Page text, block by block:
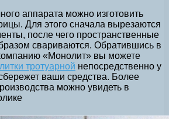
аппарата можно изготовить
Для этого сначала вырезаются
после чего пространственные
свариваются. Обратившись в
«Монолит» вы можете
тротуарной непосредственно у
ваши средства. Более
можно увидеть в